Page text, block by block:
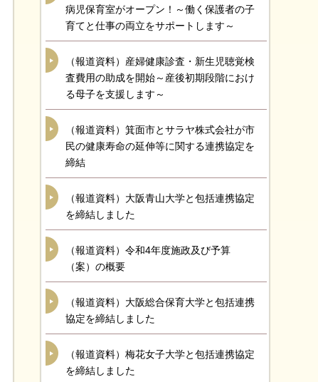
病児保育室がオープン！～働く保護者の子
育てと仕事の両立をサポートします～
（報道資料）産婦健康診査・新生児聴覚検
査費用の助成を開始～産後初期段階におけ
る母子を支援します～
（報道資料）箕面市とサラヤ株式会社が市
民の健康寿命の延伸等に関する連携協定を
締結
（報道資料）大阪青山大学と包括連携協定
を締結しました
（報道資料）令和4年度施政及び予算
（案）の概要
（報道資料）大阪総合保育大学と包括連携
協定を締結しました
（報道資料）梅花女子大学と包括連携協定
を締結しました